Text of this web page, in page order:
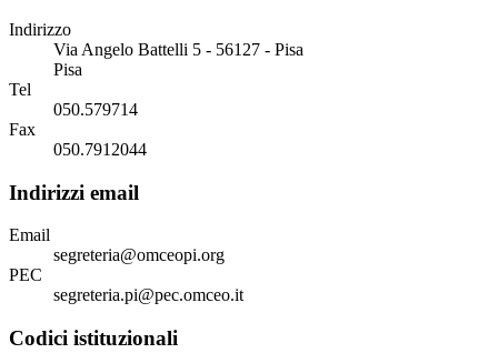
Indirizzo
Via Angelo Battelli 5 - 56127 - Pisa
Pisa
Tel
050.579714
Fax
050.7912044
Indirizzi email
Email
segreteria@omceopi.org
PEC
segreteria.pi@pec.omceo.it
Codici istituzionali